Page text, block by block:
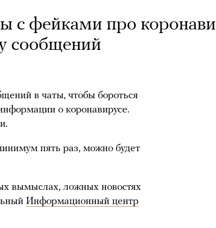
с фейками про
сообщений
в чаты, чтобы бороться
о коронавирусе.
пять раз, можно будет
вымыслах, ложных новостях
Информационный центр